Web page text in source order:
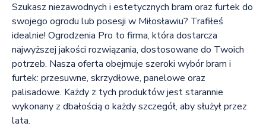
Szukasz niezawodnych i estetycznych bram oraz furtek do
swojego ogrodu lub posesji w Miłosławiu? Trafiłeś
idealnie! Ogrodzenia Pro to firma, która dostarcza
najwyższej jakości rozwiązania, dostosowane do Twoich
potrzeb. Nasza oferta obejmuje szeroki wybór bram i
furtek: przesuwne, skrzydłowe, panelowe oraz
palisadowe. Każdy z tych produktów jest starannie
wykonany z dbałością o każdy szczegół, aby służył przez
lata.